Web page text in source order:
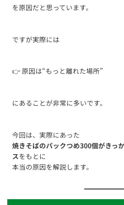
を原因だと思っています。
ですが実際には
👉 原因は“もっと離れた場所”
にあることが非常に多いです。
今回は、実際にあった
焼きそばのパックつめ300個がきっ
スをもとに
本当の原因を解説します。